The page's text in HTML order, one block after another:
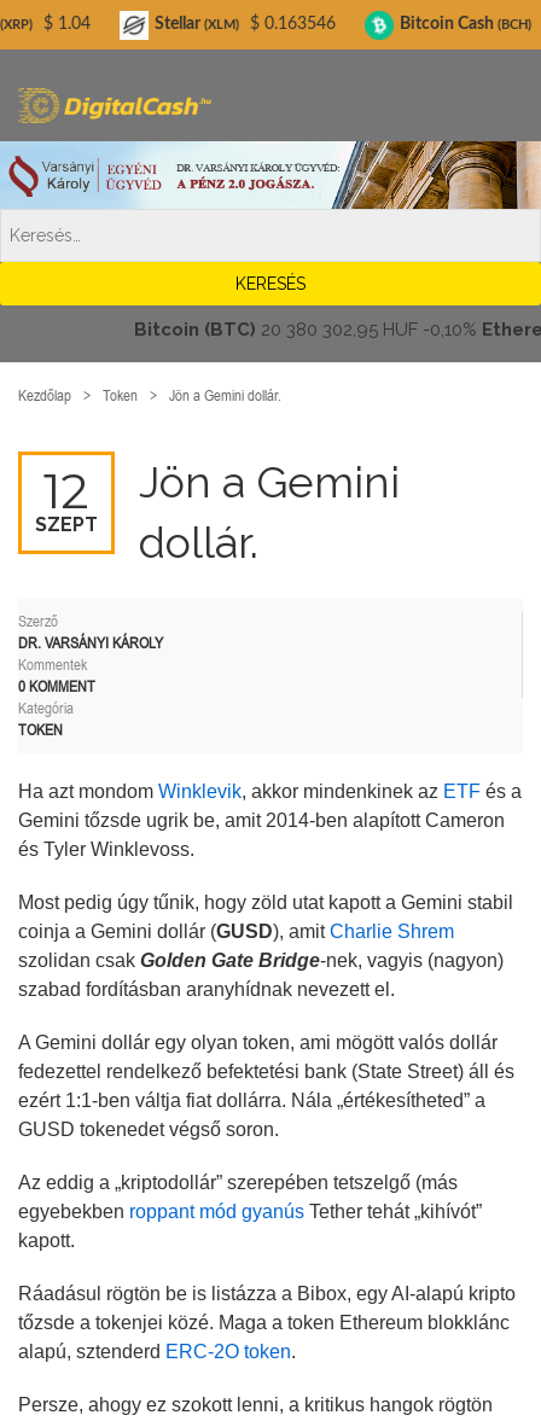
Bitcoin (BTC)20 380 302,95 HUF-0,10% Ethereum
Kezdőlap Token Jön a Gemini dollár.
12
SZEPT
Jön a Gemini
dollár.
Szerző
DR. VARSÁNYI KÁROLY
Kommentek
0 KOMMENT
Kategória
TOKEN
Ha azt mondom Winklevik, akkor mindenkinek az ETF és a
Gemini tőzsde ugrik be, amit 2014-ben alapított Cameron
és Tyler Winklevoss.
Most pedig úgy tűnik, hogy zöld utat kapott a Gemini stabil
coinja a Gemini dollár (GUSD), amitCharlie Shrem
szolidan csak Golden Gate Bridge-nek, vagyis (nagyon)
szabad fordításban aranyhídnak nevezett el.
A Gemini dollár egy olyan token, ami mögött valós dollár
fedezettel rendelkező befektetési bank (State Street) áll és
ezért 1:1-ben váltja fiat dollárra. Nála „értékesítheted” a
GUSD tokenedet végső soron.
Az eddig a „kriptodollár” szerepében tetszelgő (más
egyebekben roppant mód gyanús Tether tehát „kihívót”
kapott.
Ráadásul rögtön be is listázza a Bibox, egy AI-alapú kripto
tőzsde a tokenjei közé. Maga a token Ethereum blokklánc
alapú, sztenderd ERC-2O token.
Persze, ahogy ez szokott lenni, a kritikus hangok rögtön
Stellar(XLM) $ 0.163546 Bitcoin Cash(BCH) $ 215.56
Digitalcash.hu